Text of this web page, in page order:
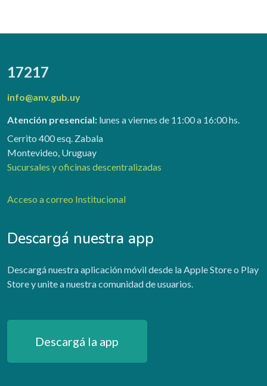
17217
info@anv.gub.uy
Atención presencial: lunes a viernes de 11:00 a 16:00 hs.
Cerrito 400 esq. Zabala
Montevideo, Uruguay
Sucursales y oficinas descentralizadas
Acceso a correo Institucional
Descargá nuestra app
Descargá nuestra aplicación móvil desde la Apple Store o Play
Store y unite a nuestra comunidad de usuarios.
Descargá la app